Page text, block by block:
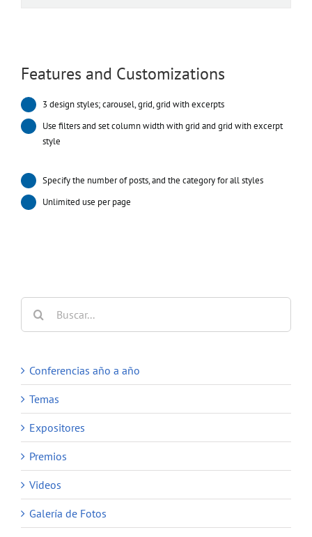
Features and Customizations
3 design styles; carousel, grid, grid with excerpts
Use filters and set column width with grid and grid with excerpt
style
Specify the number of posts, and the category for all styles
Unlimited use per page
Buscar:
Conferencias año a año
Temas
Expositores
Premios
Videos
Galería de Fotos